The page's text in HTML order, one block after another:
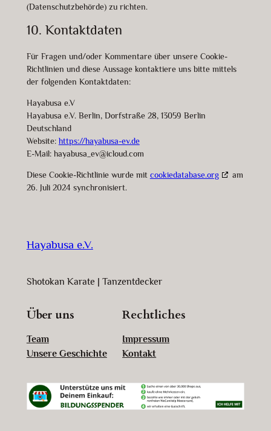
(Datenschutzbehörde) zu richten.
10. Kontaktdaten
Für Fragen und/oder Kommentare über unsere Cookie-
Richtlinien und diese Aussage kontaktiere uns bitte mittels
der folgenden Kontaktdaten:
Hayabusa e.V
Hayabusa e.V. Berlin, Dorfstraße 28, 13059 Berlin
Deutschland
Website: https://hayabusa-ev.de
E-Mail: hayabusa_ev@icloud.com
Diese Cookie-Richtlinie wurde mit cookiedatabase.org
am
26. Juli 2024 synchronisiert.
Hayabusa e.V.
Shotokan Karate | Tanzentdecker
Über uns
Team
Unsere Geschichte
Rechtliches
Impressum
Kontakt